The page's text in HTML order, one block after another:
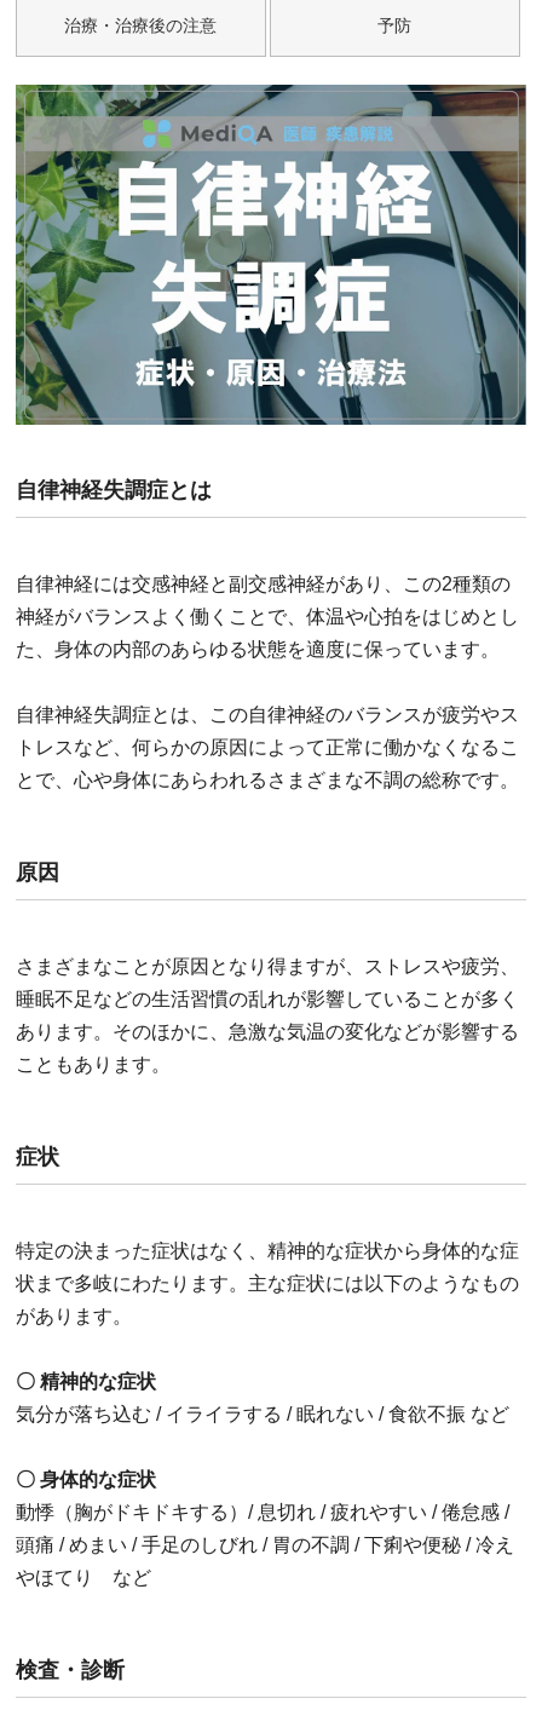
治療・治療後の注意 予防
自律神経失調症とは
自律神経には交感神経と副交感神経があり、この2種類の
神経がバランスよく働くことで、体温や心拍をはじめとし
た、身体の内部のあらゆる状態を適度に保っています。
自律神経失調症とは、この自律神経のバランスが疲労やス
トレスなど、何らかの原因によって正常に働かなくなるこ
とで、心や身体にあらわれるさまざまな不調の総称です。
原因
さまざまなことが原因となり得ますが、ストレスや疲労、
睡眠不足などの生活習慣の乱れが影響していることが多く
あります。そのほかに、急激な気温の変化などが影響する
こともあります。
症状
特定の決まった症状はなく、精神的な症状から身体的な症
状まで多岐にわたります。主な症状には以下のようなもの
があります。
〇 精神的な症状
気分が落ち込む / イライラする / 眠れない / 食欲不振 など
〇 身体的な症状
動悸（胸がドキドキする）/ 息切れ / 疲れやすい / 倦怠感 /
頭痛 / めまい / 手足のしびれ / 胃の不調 / 下痢や便秘 / 冷え
やほてり など
検査・診断